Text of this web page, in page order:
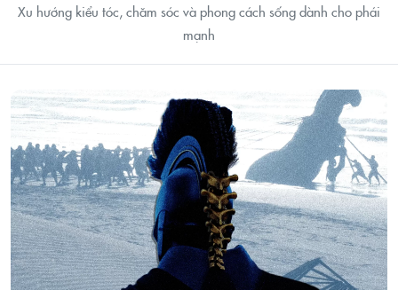
Xu hướng kiểu tóc, chăm sóc và phong cách sống dành cho phái
mạnh